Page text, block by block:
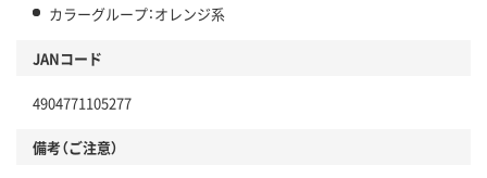
カラーグループ：オレンジ系
JANコード
4904771105277
備考（ご注意）